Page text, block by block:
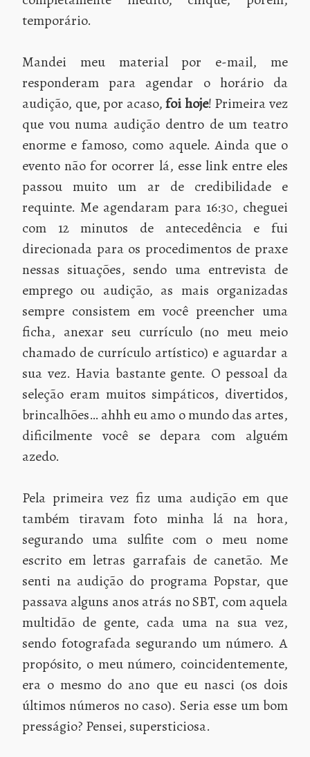
temporário.
Mandei meu material por e-mail, me
responderam para agendar o horário da
audição, que, por acaso,foi hoje! Primeira vez
que vou numa audição dentro de um teatro
enorme e famoso, como aquele. Ainda que o
evento não for ocorrer lá, esse link entre eles
passou muito um ar de credibilidade e
requinte. Me agendaram para 16:30, cheguei
com 12 minutos de antecedência e fui
direcionada para os procedimentos de praxe
nessas situações, sendo uma entrevista de
emprego ou audição, as mais organizadas
sempre consistem em você preencher uma
ficha, anexar seu currículo (no meu meio
chamado de currículo artístico) e aguardar a
sua vez. Havia bastante gente. O pessoal da
seleção eram muitos simpáticos, divertidos,
brincalhões… ahhh eu amo o mundo das artes,
dificilmente você se depara com alguém
azedo.
Pela primeira vez fiz uma audição em que
também tiravam foto minha lá na hora,
segurando uma sulfite com o meu nome
escrito em letras garrafais de canetão. Me
senti na audição do programa Popstar, que
passava alguns anos atrás no SBT, com aquela
multidão de gente, cada uma na sua vez,
sendo fotografada segurando um número. A
propósito, o meu número, coincidentemente,
era o mesmo do ano que eu nasci (os dois
últimos números no caso). Seria esse um bom
presságio? Pensei, supersticiosa.